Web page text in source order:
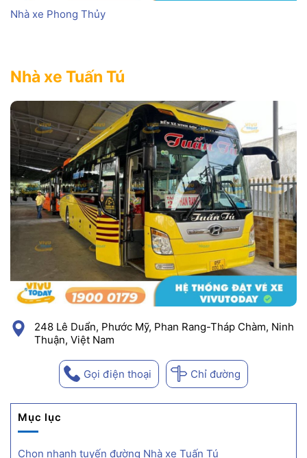
Nhà xe Tuấn Tú
248 Lê Duẩn, Phước Mỹ, Phan Rang-Tháp Chàm, Ninh
Thuận, Việt Nam
Gọi điện thoại Chỉ đường
Mục lục
Chọn nhanh tuyến đường Nhà xe Tuấn Tú
Nhà xe Phong Thủy